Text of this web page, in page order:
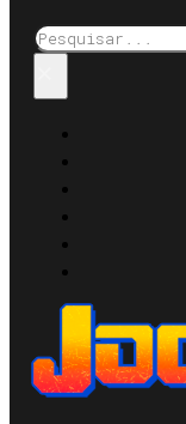
Pesquisar